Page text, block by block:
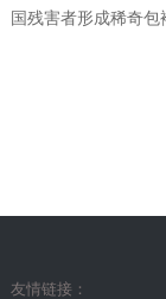
国残害者形成稀奇包
友情链接：